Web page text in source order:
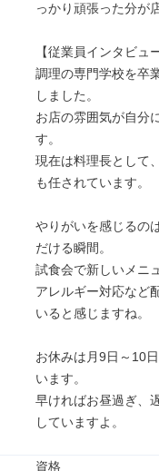
っかり頑張った分が
【従業員インタビュ
調理の専門学校を卒
しました。
お店の雰囲気が自分
す。
現在は料理長として
も任されています。
やりがいを感じるの
だける瞬間。
試食会で新しいメニ
アレルギー対応など
いると感じますね。
お休みは月9日～10
います。
早ければお昼過ぎ、
していますよ。
資格